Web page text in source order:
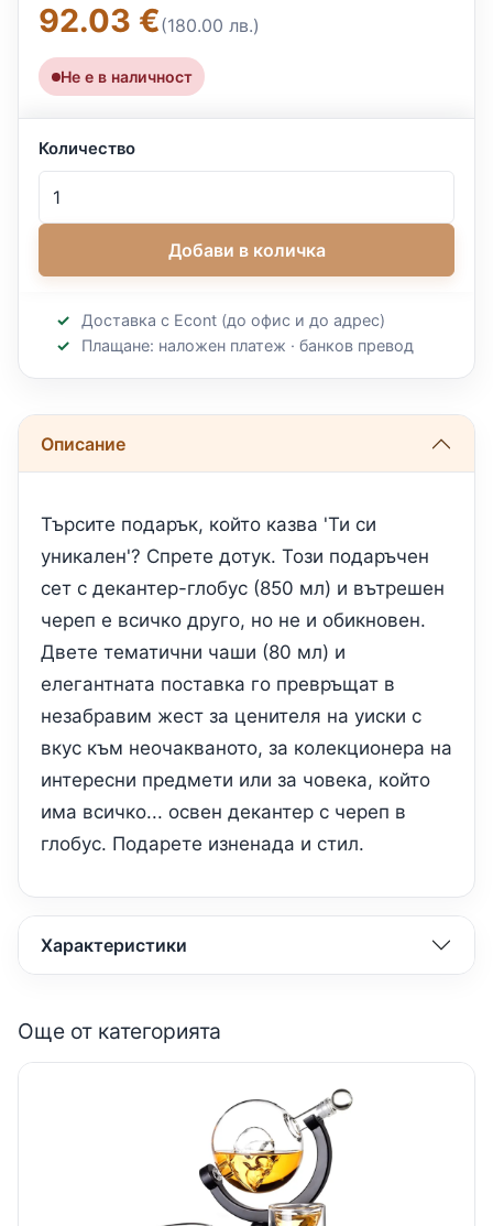
92.03 €(180.00 лв.)
Не е в наличност
Количество
Добави в количка
Доставка с Econt (до офис и до адрес)
Плащане: наложен платеж · банков превод
Описание
Търсите подарък, който казва 'Ти си
уникален'? Спрете дотук. Този подаръчен
сет с декантер-глобус (850 мл) и вътрешен
череп е всичко друго, но не и обикновен.
Двете тематични чаши (80 мл) и
елегантната поставка го превръщат в
незабравим жест за ценителя на уиски с
вкус към неочакваното, за колекционера на
интересни предмети или за човека, който
има всичко... освен декантер с череп в
глобус. Подарете изненада и стил.
Характеристики
Още от категорията